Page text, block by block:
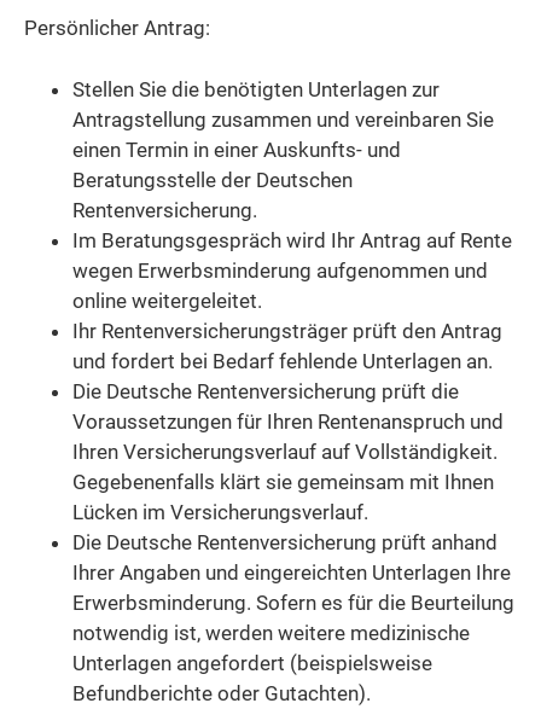
Persönlicher Antrag:
Stellen Sie die benötigten Unterlagen zur
Antragstellung zusammen und vereinbaren Sie
einen Termin in einer Auskunfts- und
Beratungsstelle der Deutschen
Rentenversicherung.
Im Beratungsgespräch wird Ihr Antrag auf Rente
wegen Erwerbsminderung aufgenommen und
online weitergeleitet.
Ihr Rentenversicherungsträger prüft den Antrag
und fordert bei Bedarf fehlende Unterlagen an.
Die Deutsche Rentenversicherung prüft die
Voraussetzungen für Ihren Rentenanspruch und
Ihren Versicherungsverlauf auf Vollständigkeit.
Gegebenenfalls klärt sie gemeinsam mit Ihnen
Lücken im Versicherungsverlauf.
Die Deutsche Rentenversicherung prüft anhand
Ihrer Angaben und eingereichten Unterlagen Ihre
Erwerbsminderung. Sofern es für die Beurteilung
notwendig ist, werden weitere medizinische
Unterlagen angefordert (beispielsweise
Befundberichte oder Gutachten).